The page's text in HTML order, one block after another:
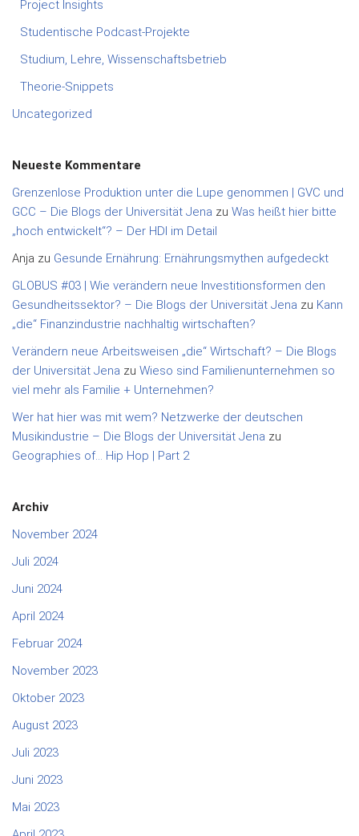
Project Insights
Studentische Podcast-Projekte
Studium, Lehre, Wissenschaftsbetrieb
Theorie-Snippets
Uncategorized
Neueste Kommentare
Grenzenlose Produktion unter die Lupe genommen | GVC und
GCC – Die Blogs der Universität Jena zu Was heißt hier bitte
„hoch entwickelt“? – Der HDI im Detail
Anja zu Gesunde Ernährung: Ernährungsmythen aufgedeckt
GLOBUS #03 | Wie verändern neue Investitionsformen den
Gesundheitssektor? – Die Blogs der Universität Jena zu Kann
„die“ Finanzindustrie nachhaltig wirtschaften?
Verändern neue Arbeitsweisen „die“ Wirtschaft? – Die Blogs
der Universität Jena zu Wieso sind Familienunternehmen so
viel mehr als Familie + Unternehmen?
Wer hat hier was mit wem? Netzwerke der deutschen
Musikindustrie – Die Blogs der Universität Jena zu
Geographies of… Hip Hop | Part 2
Archiv
November 2024
Juli 2024
Juni 2024
April 2024
Februar 2024
November 2023
Oktober 2023
August 2023
Juli 2023
Juni 2023
Mai 2023